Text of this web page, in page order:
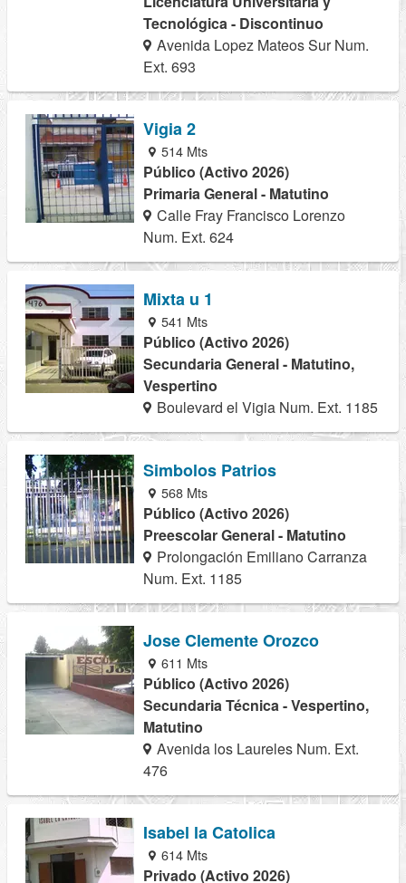
Tecnológica - Discontinuo
Avenida Lopez Mateos Sur Num.
Ext. 693
Vigia 2
514 Mts
Público (Activo 2026)
Primaria General - Matutino
Calle Fray Francisco Lorenzo
Num. Ext. 624
Mixta u 1
541 Mts
Público (Activo 2026)
Secundaria General - Matutino,
Vespertino
Boulevard el Vigia Num. Ext. 1185
Simbolos Patrios
568 Mts
Público (Activo 2026)
Preescolar General - Matutino
Prolongación Emiliano Carranza
Num. Ext. 1185
Jose Clemente Orozco
611 Mts
Público (Activo 2026)
Secundaria Técnica - Vespertino,
Matutino
Avenida los Laureles Num. Ext.
476
Isabel la Catolica
614 Mts
Privado (Activo 2026)